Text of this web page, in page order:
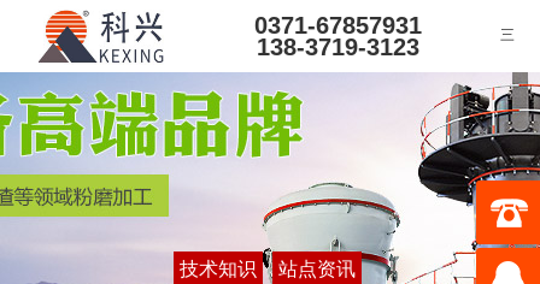
0371-67857931
138-3719-3123
三
技术知识 站点资讯